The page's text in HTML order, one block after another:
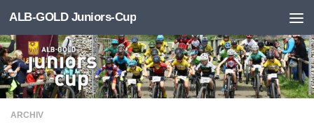
Zum Inhalt springen
ALB-GOLD Juniors-Cup
ARCHIV